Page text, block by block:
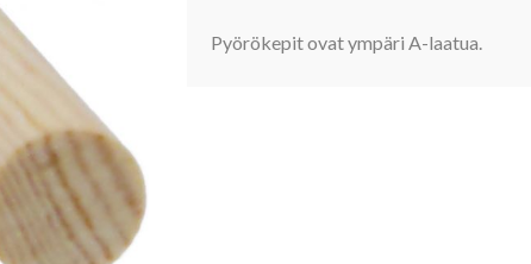
Pyörökepit ovat ympäri A-laatua.